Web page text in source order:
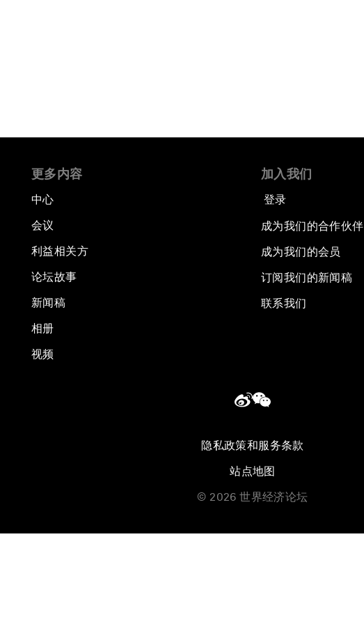
更多内容
中心
会议
利益相关方
论坛故事
新闻稿
相册
视频
加入我们
登录
成为我们的合作伙伴
成为我们的会员
订阅我们的新闻稿
联系我们
隐私政策和服务条款
站点地图
© 2026 世界经济论坛